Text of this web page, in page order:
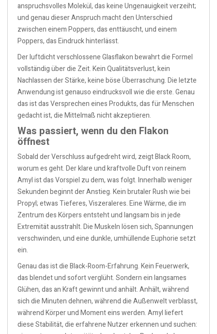
anspruchsvolles Molekül, das keine Ungenauigkeit verzeiht;
und genau dieser Anspruch macht den Unterschied
zwischen einem Poppers, das enttäuscht, und einem
Poppers, das Eindruck hinterlässt.
Der luftdicht verschlossene Glasflakon bewahrt die Formel
vollständig über die Zeit. Kein Qualitätsverlust, kein
Nachlassen der Stärke, keine böse Überraschung. Die letzte
Anwendung ist genauso eindrucksvoll wie die erste. Genau
das ist das Versprechen eines Produkts, das für Menschen
gedacht ist, die Mittelmaß nicht akzeptieren.
Was passiert, wenn du den Flakon
öffnest
Sobald der Verschluss aufgedreht wird, zeigt Black Room,
worum es geht. Der klare und kraftvolle Duft von reinem
Amyl ist das Vorspiel zu dem, was folgt. Innerhalb weniger
Sekunden beginnt der Anstieg. Kein brutaler Rush wie bei
Propyl; etwas Tieferes, Viszeraleres. Eine Wärme, die im
Zentrum des Körpers entsteht und langsam bis in jede
Extremität ausstrahlt. Die Muskeln lösen sich, Spannungen
verschwinden, und eine dunkle, umhüllende Euphorie setzt
ein.
Genau das ist die Black-Room-Erfahrung. Kein Feuerwerk,
das blendet und sofort verglüht. Sondern ein langsames
Glühen, das an Kraft gewinnt und anhält. Anhält, während
sich die Minuten dehnen, während die Außenwelt verblasst,
während Körper und Moment eins werden. Amyl liefert
diese Stabilität, die erfahrene Nutzer erkennen und suchen: